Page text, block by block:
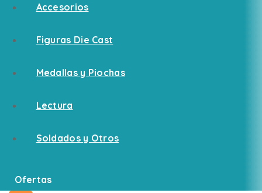
Accesorios
Figuras Die Cast
Medallas y Piochas
Lectura
Soldados y Otros
Ofertas